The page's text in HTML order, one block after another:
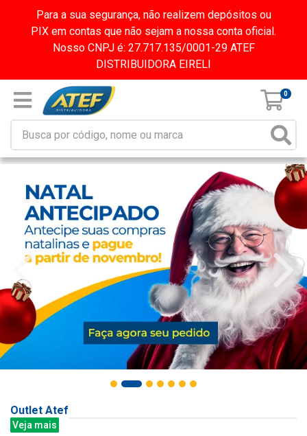
Para a sua segurança, não realizem depósitos ou
PIX em contas que não sejam a nossa conta oficial.
Nosso CNPJ é: 27.717.135/0001-29 ATEF
DISTRIBUIDORA EIRELI
0
Outlet Atef
Veja mais